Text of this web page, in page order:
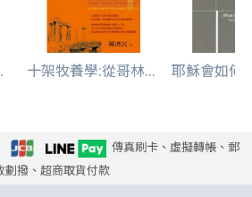
十架牧養學:從哥林... 耶穌會如何
傳真刷卡、虛擬轉帳、郵
劃撥、超商取貨付款